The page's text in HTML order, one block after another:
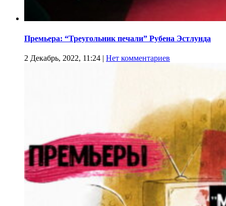
Премьера: “Треугольник печали” Рубена Эстлунда
2 Декабрь, 2022, 11:24 | Нет комментариев